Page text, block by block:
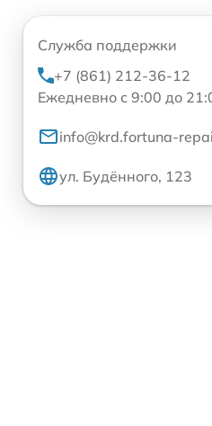
Служба поддержки
+7 (861) 212-36-12
Ежедневно с 9:00 до
info@krd.fortuna-
ул. Будённого, 123